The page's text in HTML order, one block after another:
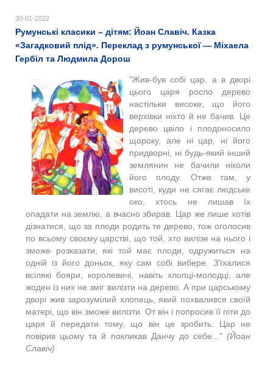
30-01-2022
Румунські класики – дітям: Йоан Славіч. Казка
«Загадковий плід». Переклад з румунської — Міхаела
Гербіл та Людмила Дорош
"Жив-був собі цар, а в дворі
цього царя росло дерево
настільки високе, що його
верхівки ніхто й не бачив. Це
дерево цвіло і плодоносило
щороку, але ні цар, ні його
придворні, ні будь-який інший
землянин не бачили ніколи
його плоду. Отже там, у
висоті, куди не сягає людське
око, хтось не лишав їх
опадати на землю, а вчасно збирав. Цар же лише хотів
дізнатися, що за плоди родить те дерево, тож оголосив
по всьому своєму царстві, що той, хто вилізе на нього і
зможе розказати, які той має плоди, одружиться на
одній із його доньок, яку сам собі вибере. З’їхалися
всілякі бояри, королевичі, навіть хлопці-молодці, але
жоден із них не зміг вилізти на дерево. А при царському
дворі жив зарозумілий хлопець, який похвалився своїй
матері, що він зможе вилізти. От він і попросив її піти до
царя й передати тому, що він це зробить. Цар не
повірив цьому та й покликав Данчу до себе..." (Йоан
Славіч)